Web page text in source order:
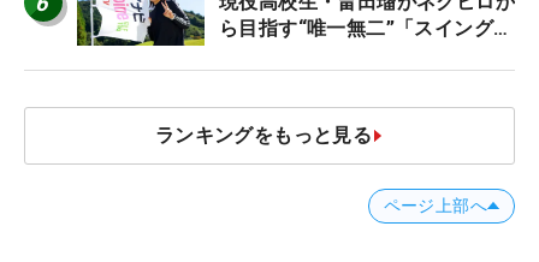
ら目指す“唯一無二”「スイングは
ランキングをもっと見る
ページ上部へ